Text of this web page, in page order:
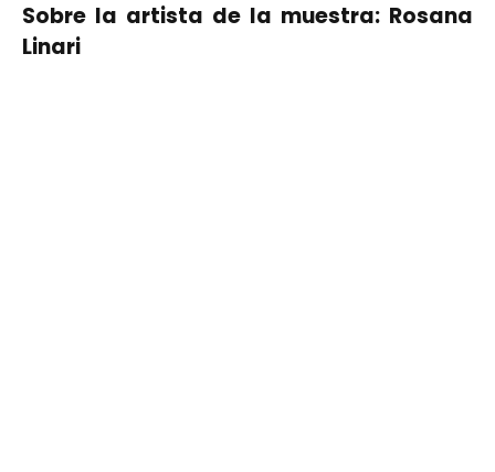
Sobre la artista de la muestra: Rosana
Linari